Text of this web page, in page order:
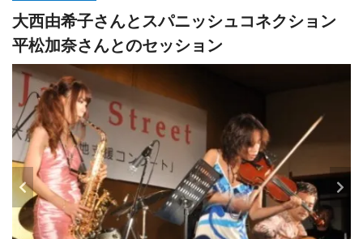
大西由希子さんとスパニッシュコネクション
平松加奈さんとのセッション